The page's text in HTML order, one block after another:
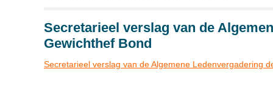
Secretarieel verslag van de
Gewichthef Bond
Secretarieel verslag van de Algemene Ledenvergadering